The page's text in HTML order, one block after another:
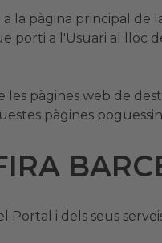
la pàgina principal de
porti a l'Usuari al lloc
pàgines web de
pàgines
i dels seus